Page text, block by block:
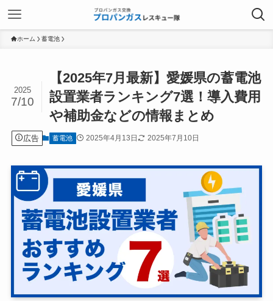
ホーム 蓄電池
【2025年7月最新】愛媛県の蓄電池
設置業者ランキング7選！導入費用
や補助金などの情報まとめ
2025
7/10
広告 蓄電池 2025年4月13日 2025年7月10日